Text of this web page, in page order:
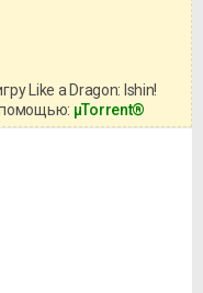
Like a Dragon: Ishin!
помощью: μTorrent®